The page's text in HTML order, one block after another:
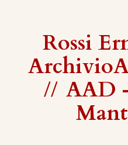
Rossi
// AAD